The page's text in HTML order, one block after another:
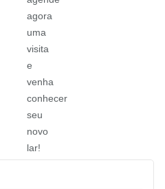
agora
uma
visita
e
venha
conhecer
seu
novo
lar!